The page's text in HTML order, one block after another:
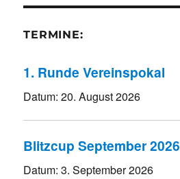
TERMINE:
1. Runde Vereinspokal
Datum:20. August 2026
Blitzcup September 2026
Datum:3. September 2026